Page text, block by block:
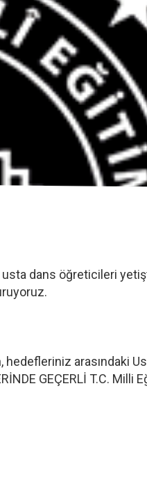
usta dans öğreticileri
arasındaki
GEÇERLİ T.C. Milli